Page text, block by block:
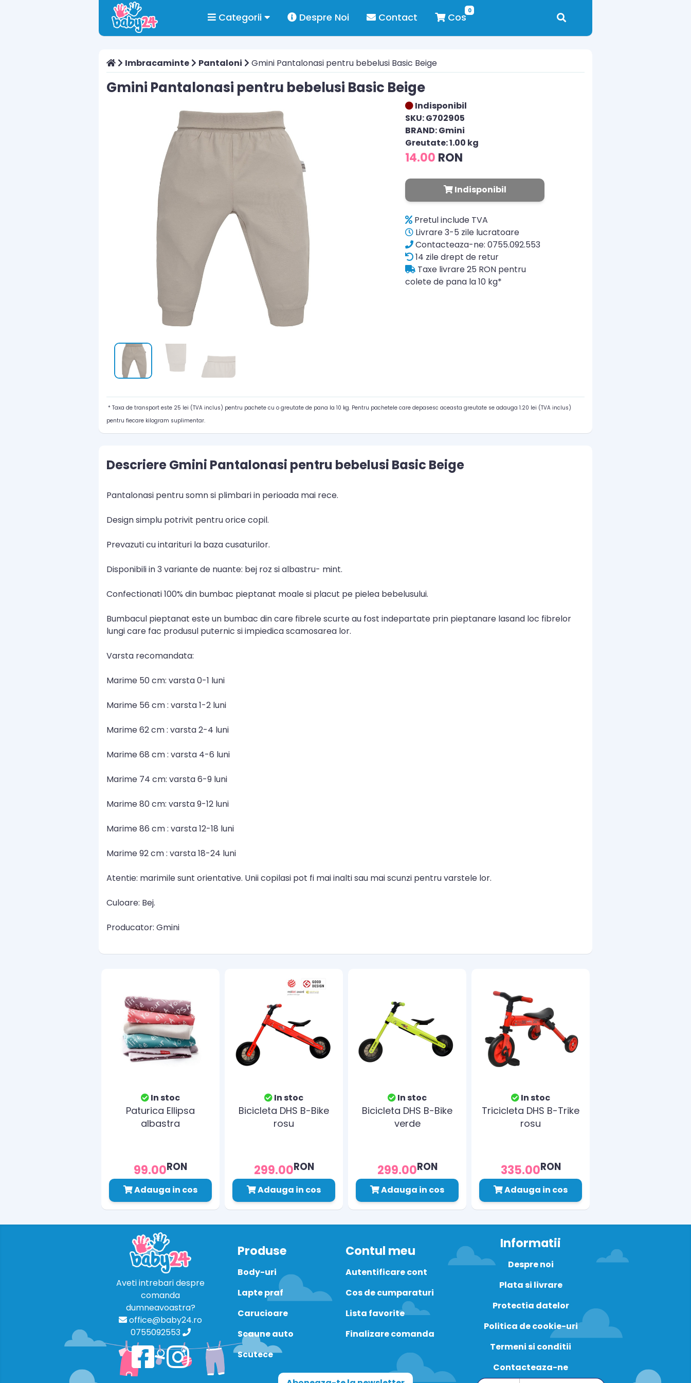
Categorii Despre Noi Contact
0
Cos
Imbracaminte Pantaloni Gmini Pantalonasi pentru bebelusi Basic Beige
Gmini Pantalonasi pentru bebelusi Basic Beige
Indisponibil
SKU: G702905
BRAND: Gmini
Greutate: 1.00 kg
14.00 RON
Indisponibil
Pretul include TVA
Livrare 3-5 zile lucratoare
Contacteaza-ne: 0755.092.553
14 zile drept de retur
Taxe livrare 25 RON pentru
colete de pana la 10 kg*
* Taxa de transport este 25 lei (TVA inclus) pentru pachete cu o greutate de pana la 10 kg. Pentru pachetele care depasesc aceasta greutate se adauga 1.20 lei (TVA inclus)
pentru fiecare kilogram suplimentar.
Descriere Gmini Pantalonasi pentru bebelusi Basic Beige
Pantalonasi pentru somn si plimbari in perioada mai rece.
Design simplu potrivit pentru orice copil.
Prevazuti cu intarituri la baza cusaturilor.
Disponibili in 3 variante de nuante: bej roz si albastru- mint.
Confectionati 100% din bumbac pieptanat moale si placut pe pielea bebelusului.
Bumbacul pieptanat este un bumbac din care fibrele scurte au fost indepartate prin pieptanare lasand loc fibrelor
lungi care fac produsul puternic si impiedica scamosarea lor.
Varsta recomandata:
Marime 50 cm: varsta 0-1 luni
Marime 56 cm : varsta 1-2 luni
Marime 62 cm : varsta 2-4 luni
Marime 68 cm : varsta 4-6 luni
Marime 74 cm: varsta 6-9 luni
Marime 80 cm: varsta 9-12 luni
Marime 86 cm : varsta 12-18 luni
Marime 92 cm : varsta 18-24 luni
Atentie: marimile sunt orientative. Unii copilasi pot fi mai inalti sau mai scunzi pentru varstele lor.
Culoare: Bej.
Producator: Gmini
In stoc
Paturica Ellipsa
albastra
99.00RON
Adauga in cos
In stoc
Bicicleta DHS B-Bike
rosu
299.00RON
Adauga in cos
In stoc
Bicicleta DHS B-Bike
verde
299.00RON
Adauga in cos
In stoc
Tricicleta DHS B-Trike
rosu
335.00RON
Adauga in cos
Aveti intrebari despre
comanda
dumneavoastra?
office@baby24.ro
0755092553
Produse
Body-uri
Lapte praf
Carucioare
Scaune auto
Scutece
Contul meu
Autentificare cont
Cos de cumparaturi
Lista favorite
Finalizare comanda
Informatii
Despre noi
Plata si livrare
Protectia datelor
Politica de cookie-uri
Termeni si conditii
Contacteaza-ne